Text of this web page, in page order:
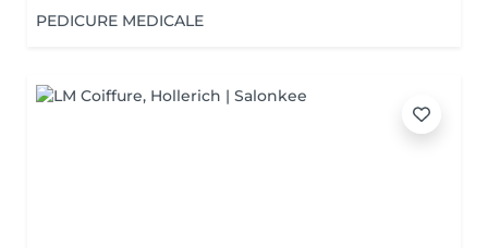
PEDICURE MEDICALE